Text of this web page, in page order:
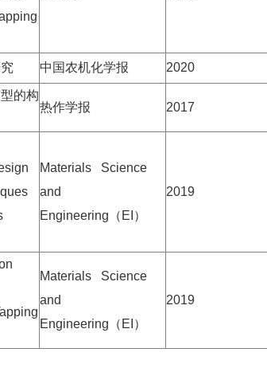
中国农机化学报 2020
的构
热作学报 2017
Materials Science
and
Engineering （ EI ）
2019
Materials Science
and
Engineering （ EI ）
2019